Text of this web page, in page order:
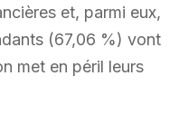
et, parmi eux,
(67,06 %) vont
met en péril leurs